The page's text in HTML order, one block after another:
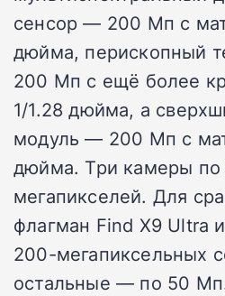
сенсор — 200 Мп с
дюйма, перископный
200 Мп с ещё более
1/1.28 дюйма, а
модуль — 200 Мп с
дюйма. Три камеры
мегапикселей. Для
флагман Find X9 Ultra
200-мегапиксельных
остальные — по 50